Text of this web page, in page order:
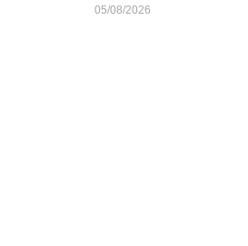
05/08/2026